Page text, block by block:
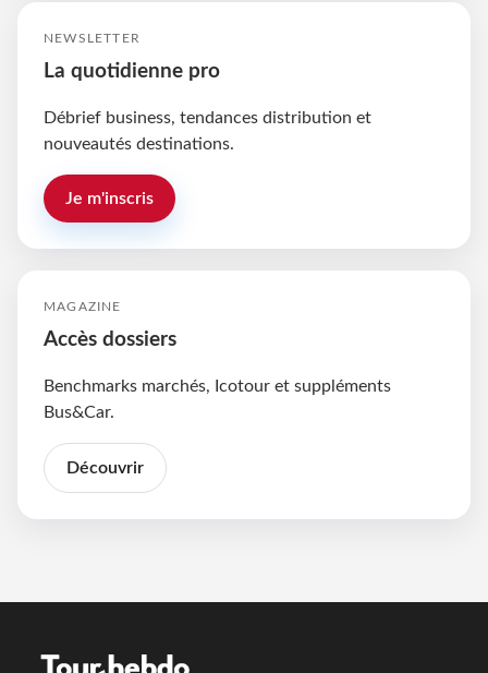
NEWSLETTER
La quotidienne pro
Débrief business, tendances distribution et
nouveautés destinations.
Je m'inscris
MAGAZINE
Accès dossiers
Benchmarks marchés, Icotour et suppléments
Bus&Car.
Découvrir